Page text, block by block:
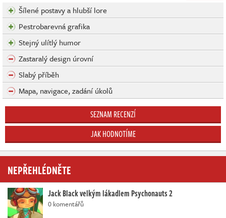
Šílené postavy a hlubší lore
Pestrobarevná grafika
Stejný ulítlý humor
Zastaralý design úrovní
Slabý příběh
Mapa, navigace, zadání úkolů
SEZNAM RECENZÍ
JAK HODNOTÍME
NEPŘEHLÉDNĚTE
Jack Black velkým lákadlem Psychonauts 2
0 komentářů